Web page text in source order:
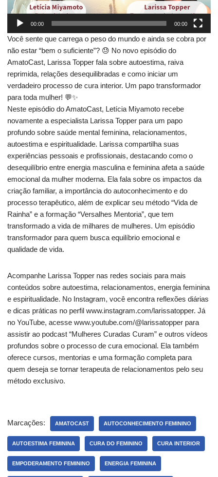
í
d
e
o
00:00 00:00
Você sente que carrega o peso do mundo e ainda se cobra por
não estar “bem o suficiente”? 😓 No novo episódio do
AmatoCast, Larissa Topper fala sobre autoestima, raiva
reprimida, relações desequilibradas e como iniciar um
verdadeiro processo de cura interior. Um papo transformador
para toda mulher! 💬✨
Neste episódio do AmatoCast, Letícia Miyamoto recebe
novamente a especialista Larissa Topper para um papo
profundo sobre saúde mental feminina, relacionamentos,
autoestima e espiritualidade. Larissa compartilha suas
experiências pessoais e profissionais, destacando como o
desequilíbrio entre energia masculina e feminina afeta a saúde
emocional da mulher moderna. Ela fala sobre os impactos da
criação familiar, a importância do autoconhecimento e do
processo terapêutico, além de explicar seu método “Vida de
Rainha” e a formação “Versalhes Mentoria”, que tem
transformado a vida de milhares de mulheres. Um episódio
transformador para quem busca equilíbrio emocional e
qualidade de vida.
Acompanhe Larissa Topper nas redes sociais para mais
conteúdos sobre autoestima, relacionamentos, energia feminina
e espiritualidade. No Instagram, você encontra reflexões diárias
e dicas práticas no perfil www.instagram.com/larissatopper. Já
no YouTube, acesse www.youtube.com/@larissatopper para
assistir ao podcast “Mulheres Curadas Curam” e outros vídeos
profundos sobre o processo de cura emocional. Ela também
oferece cursos, mentorias e uma formação completa para
quem deseja se tornar terapeuta de relacionamentos pelo seu
método exclusivo.
Marcações: AMATOCAST AUTOCONHECIMENTO FEMININO
AUTOESTIMA FEMININA CURA DO FEMININO CURA INTERIOR
EMPODERAMENTO FEMININO ENERGIA FEMININA